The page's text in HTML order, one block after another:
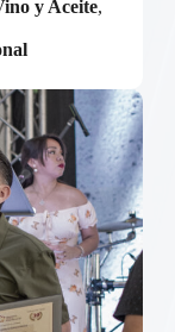
y Aceite,